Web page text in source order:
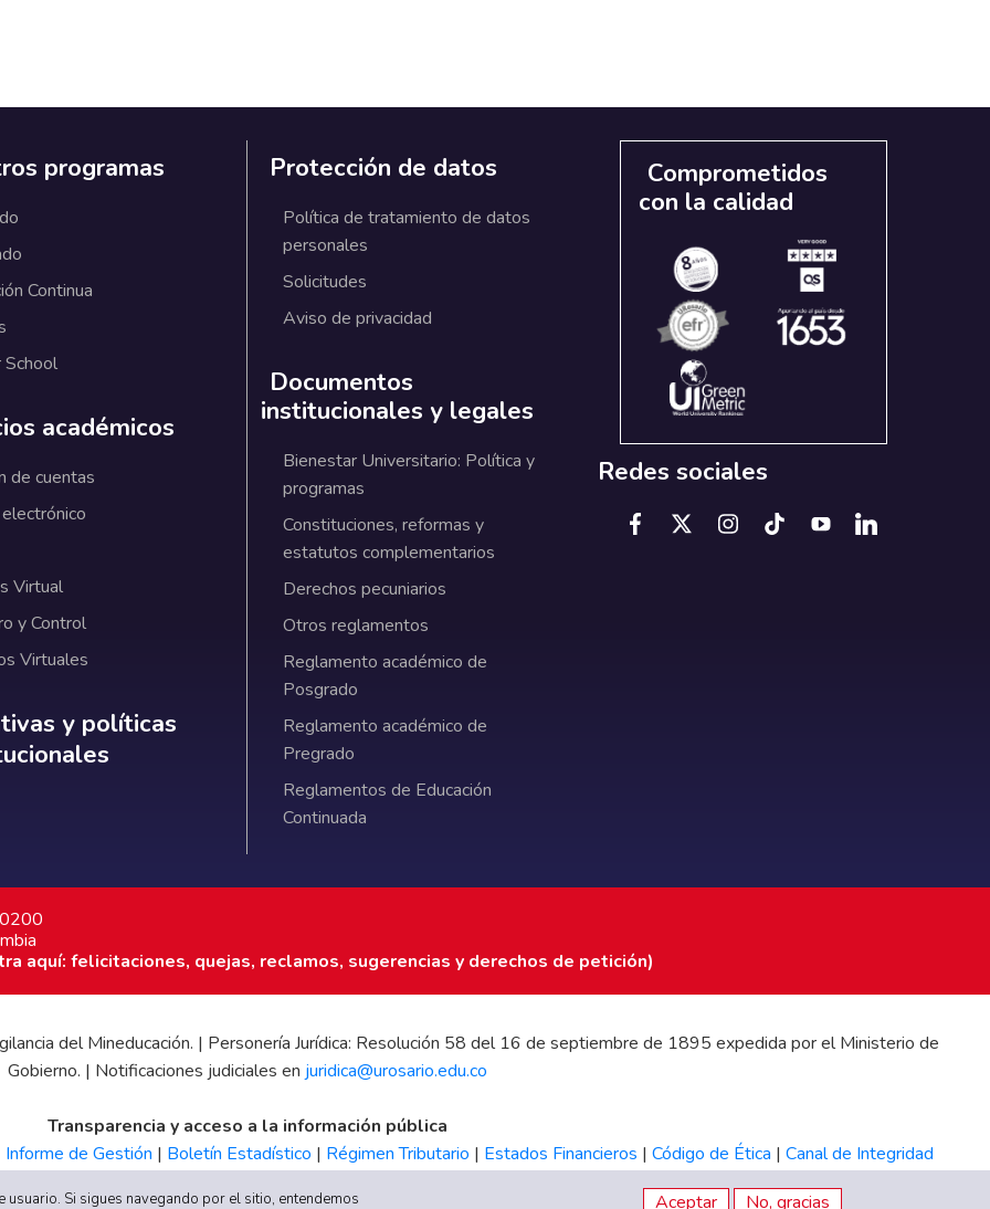
programas
Continua
académicos
de cuentas
Virtual
y Control
Virtuales
y políticas institucionales
y políticas
Protección de datos
Política de tratamiento de datos
personales
Solicitudes
Aviso de privacidad
Documentos
institucionales y legales
Bienestar Universitario: Política y
programas
Constituciones, reformas y
estatutos complementarios
Derechos pecuniarios
Otros reglamentos
Reglamento académico de
Posgrado
Reglamento académico de
Pregrado
Reglamentos de Educación
Continuada
Comprometidos
con la calidad
Redes sociales
aquí: felicitaciones, quejas, reclamos, sugerencias y derechos de petición)
del Mineducación. | Personería Jurídica: Resolución 58 del 16 de septiembre de 1895 expedida por el Ministerio de
Gobierno. | Notificaciones judiciales en juridica@urosario.edu.co
Transparencia y acceso a la información pública
Informe de Gestión | Boletín Estadístico | Régimen Tributario | Estados Financieros | Código de Ética | Canal de Integridad
Si sigues navegando por el sitio, entendemos Aceptar No, gracias